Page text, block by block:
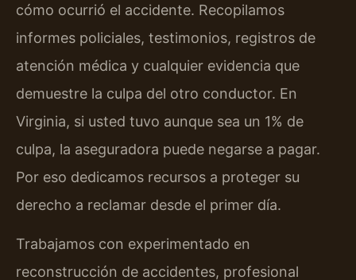
cómo ocurrió el accidente. Recopilamos
informes policiales, testimonios, registros de
atención médica y cualquier evidencia que
demuestre la culpa del otro conductor. En
Virginia, si usted tuvo aunque sea un 1% de
culpa, la aseguradora puede negarse a pagar.
Por eso dedicamos recursos a proteger su
derecho a reclamar desde el primer día.
Trabajamos con experimentado en
reconstrucción de accidentes, profesional